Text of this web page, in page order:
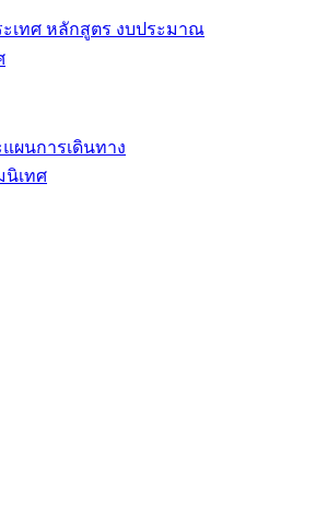
เทศ หลักสูตร งบประมาณ
ผนการเดินทาง
นิเทศ